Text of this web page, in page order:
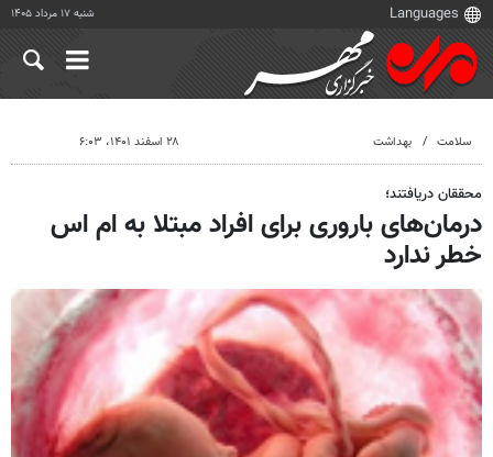
شنبه ۱۷ مرداد ۱۴۰۵
سلامت بهداشت ۲۸ اسفند ۱۴۰۱، ۶:۰۳
محققان دریافتند؛
درمان‌های باروری برای افراد مبتلا به ام اس
خطر ندارد